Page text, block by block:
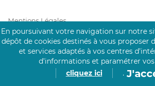
Mentions Légales
Prérequis Click&Care
En poursuivant votre navigation sur notre
dépôt de cookies destinés à vous proposer
et services adaptés à vos centres
d’informations et paramétrer
cliquez ici
.